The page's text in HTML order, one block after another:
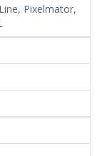
Pixelmator,